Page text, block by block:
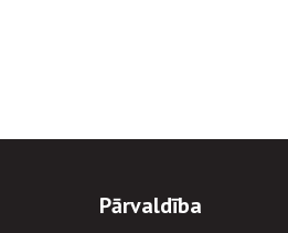
Pārvaldība